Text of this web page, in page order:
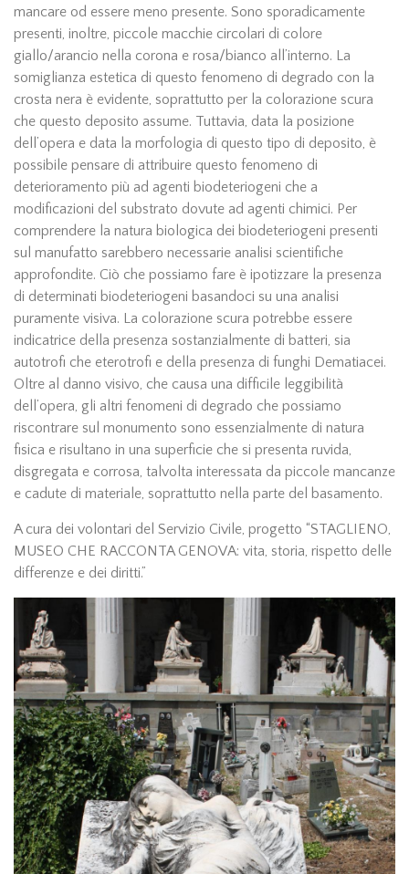
mancare od essere meno presente. Sono sporadicamente
presenti, inoltre, piccole macchie circolari di colore
giallo/arancio nella corona e rosa/bianco all’interno. La
somiglianza estetica di questo fenomeno di degrado con la
crosta nera è evidente, soprattutto per la colorazione scura
che questo deposito assume. Tuttavia, data la posizione
dell’opera e data la morfologia di questo tipo di deposito, è
possibile pensare di attribuire questo fenomeno di
deterioramento più ad agenti biodeteriogeni che a
modificazioni del substrato dovute ad agenti chimici. Per
comprendere la natura biologica dei biodeteriogeni presenti
sul manufatto sarebbero necessarie analisi scientifiche
approfondite. Ciò che possiamo fare è ipotizzare la presenza
di determinati biodeteriogeni basandoci su una analisi
puramente visiva. La colorazione scura potrebbe essere
indicatrice della presenza sostanzialmente di batteri, sia
autotrofi che eterotrofi e della presenza di funghi Dematiacei.
Oltre al danno visivo, che causa una difficile leggibilità
dell’opera, gli altri fenomeni di degrado che possiamo
riscontrare sul monumento sono essenzialmente di natura
fisica e risultano in una superficie che si presenta ruvida,
disgregata e corrosa, talvolta interessata da piccole mancanze
e cadute di materiale, soprattutto nella parte del basamento.
A cura dei volontari del Servizio Civile, progetto “STAGLIENO,
MUSEO CHE RACCONTA GENOVA: vita, storia, rispetto delle
differenze e dei diritti.”